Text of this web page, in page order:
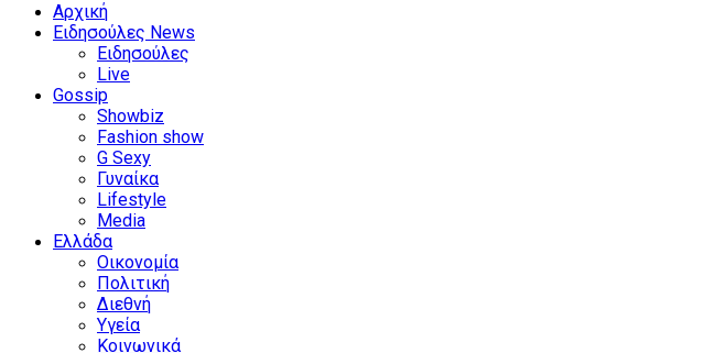
Αρχική
Ειδησούλες News
Ειδησούλες
Live
Gossip
Showbiz
Fashion show
G Sexy
Γυναίκα
Lifestyle
Media
Ελλάδα
Οικονομία
Πολιτική
Διεθνή
Υγεία
Κοινωνικά